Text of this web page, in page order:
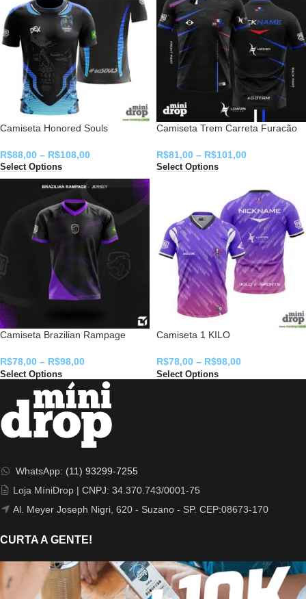
Camiseta Honored Souls
R$88,00 – R$108,00
Select Options
Camiseta Trem Carreta Furacão
R$81,00 – R$101,00
Select Options
Camiseta Brazilian Rampage
R$78,00 – R$98,00
Select Options
Camiseta 1 KILO
R$78,00 – R$98,00
Select Options
WhatsApp: (11) 93299-7255
Loja MíniDrop | CNPJ: 34.370.743/0001-75
Al. Meyer Joseph Nigri, 620 - Suzano - SP. CEP:08673-170
CURTA A GENTE!